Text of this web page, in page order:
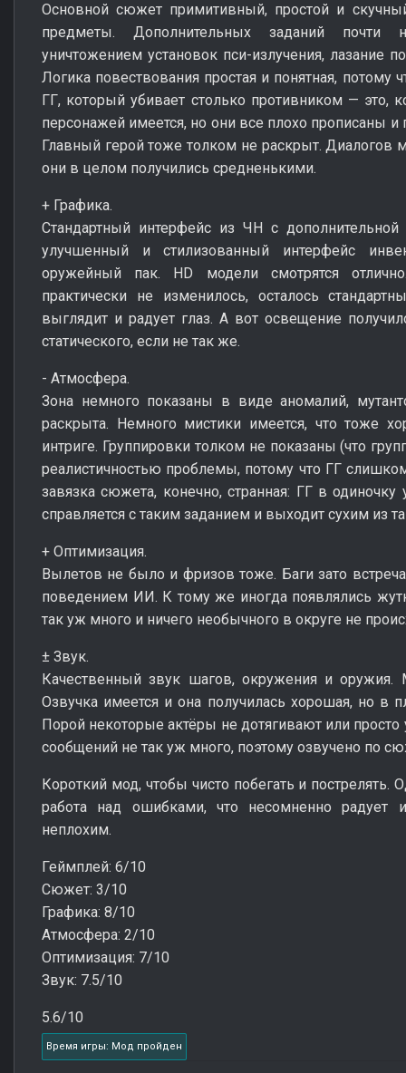
Основной сюжет примитивный, простой и
предметы. Дополнительных заданий почти
уничтожением установок пси-излучения, лазание
Логика повествования простая и понятная,
ГГ, который убивает столько противником — это,
персонажей имеется, но они все плохо прописаны
Главный герой тоже толком не раскрыт. Диалогов
они в целом получились средненькими.
+ Графика.
Стандартный интерфейс из ЧН с
улучшенный и стилизованный интерфейс
оружейный пак. HD модели смотрятся
практически не изменилось, осталось
выглядит и радует глаз. А вот освещение
статического, если не так же.
- Атмосфера.
Зона немного показаны в виде аномалий,
раскрыта. Немного мистики имеется, что тоже
интриге. Группировки толком не показаны (что
реалистичностью проблемы, потому что ГГ
завязка сюжета, конечно, странная: ГГ в
справляется с таким заданием и выходит сухим из
+ Оптимизация.
Вылетов не было и фризов тоже. Баги зато
поведением ИИ. К тому же иногда появлялись
так уж много и ничего необычного в округе не
± Звук.
Качественный звук шагов, окружения и
Озвучка имеется и она получилась хорошая, но в
Порой некоторые актёры не дотягивают или
сообщений не так уж много, поэтому озвучено по
Короткий мод, чтобы чисто побегать и пострелять.
работа над ошибками, что несомненно
неплохим.
Геймплей: 6/10
Сюжет: 3/10
Графика: 8/10
Атмосфера: 2/10
Оптимизация: 7/10
Звук: 7.5/10
5.6/10
Время игры: Мод пройден